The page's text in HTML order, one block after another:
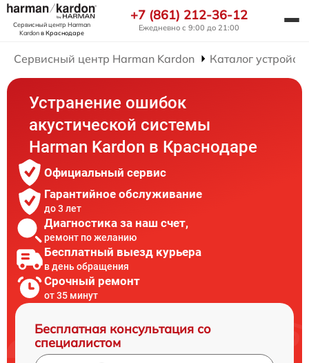
Сервисный центр Harman
Kardonв Краснодаре
+7 (861) 212-36-12
Ежедневно с 9:00 до 21:00
Сервисный центр Harman Kardon Каталог устройств
Устранение ошибок
акустической системы
Harman Kardon в Краснодаре
Официальный сервис
Гарантийное обслуживание
до 3 лет
Диагностика за наш счет,
ремонт по желанию
Бесплатный выезд курьера
в день обращения
Срочный ремонт
от 35 минут
Бесплатная консультация со
специалистом